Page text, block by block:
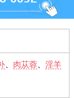
、 肉苁蓉、 淫羊